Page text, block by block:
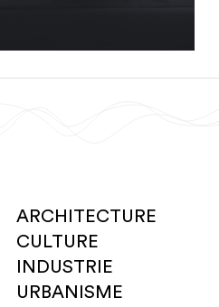
ARCHITECTURE
CULTURE
INDUSTRIE
URBANISME